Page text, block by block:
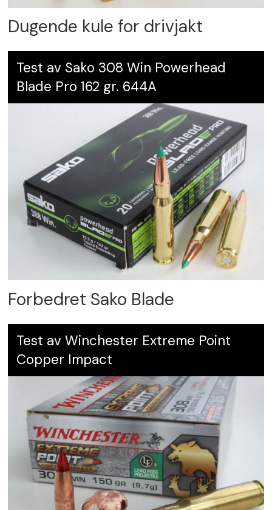
Dugende kule for drivjakt
Test av Sako 308 Win Powerhead
Blade Pro 162 gr. 644A
Forbedret Sako Blade
Test av Winchester Extreme Point
Copper Impact